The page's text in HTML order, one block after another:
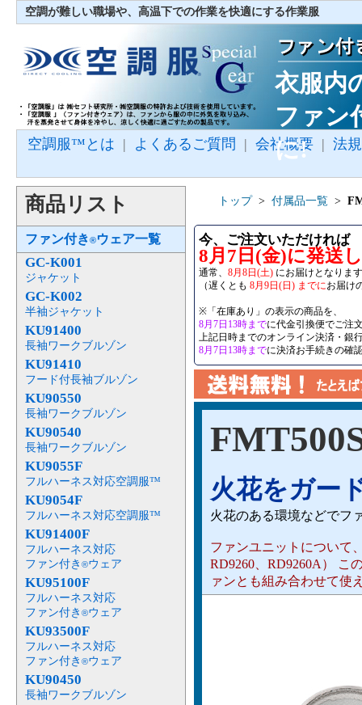
空調が難しい職場や、高温下での作業を快適にする作業服
衣服内
ファン
に!
空調服™とは | よくあるご質問 | 会社概要 | 法
トップ> 付属品一覧 >
今、ご注文いただければ
8月7日(金)に発送
通常、 8月8日(土) にお届けとなりま
（遅くとも 8月9日(日) までにお届け
※「在庫あり」の表示の商品を、
8月7日13時までに代金引換便でご注
上記日時までのオンライン決済・銀
8月7日13時までに決済お手続きの確
火花をガー
火花のある環境などでフ
ファンユニットについて
RD9260、RD9260A） こ
ァンとも組み合わせて使
商品リスト
ファン付き®ウェア一覧
GC-K001
ジャケット
GC-K002
半袖ジャケット
KU91400
長袖ワークブルゾン
KU91410
フード付長袖ブルゾン
KU90550
長袖ワークブルゾン
KU90540
長袖ワークブルゾン
KU9055F
フルハーネス対応空調服™
KU9054F
フルハーネス対応空調服™
KU91400F
フルハーネス対応
ファン付き ®ウェア
KU95100F
フルハーネス対応
ファン付き ®ウェア
KU93500F
フルハーネス対応
ファン付き ®ウェア
KU90450
長袖ワークブルゾン